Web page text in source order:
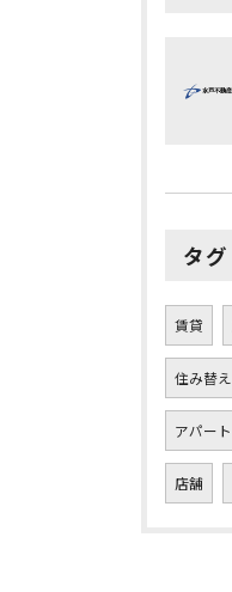
タグ
賃貸
住み替え
アパート
店舗